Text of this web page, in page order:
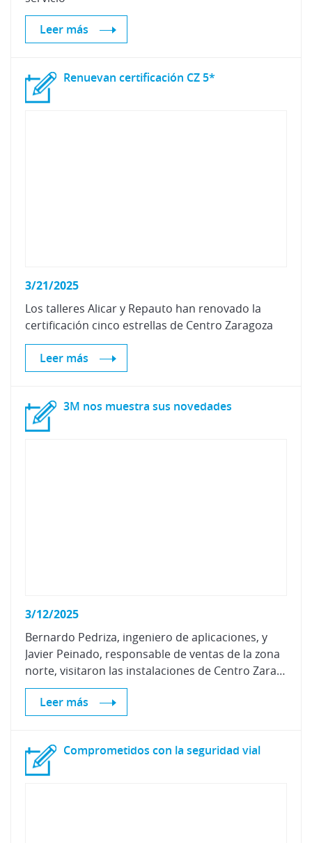
Leer más
Renuevan certificación CZ 5*
3/21/2025
Los talleres Alicary Repauto han renovado la
certificación cinco estrellas de Centro Zaragoza
Leer más
3M nos muestra sus novedades
3/12/2025
Bernardo Pedriza, ingeniero de aplicaciones, y
Javier Peinado, responsable de ventas de la zona
norte, visitaron las instalaciones de Centro Zaragoza para presentarnos dos innovadores equipos en respiración segura y lijado de pintura, claves para la sección de pintura.
Leer más
Comprometidos con la seguridad vial